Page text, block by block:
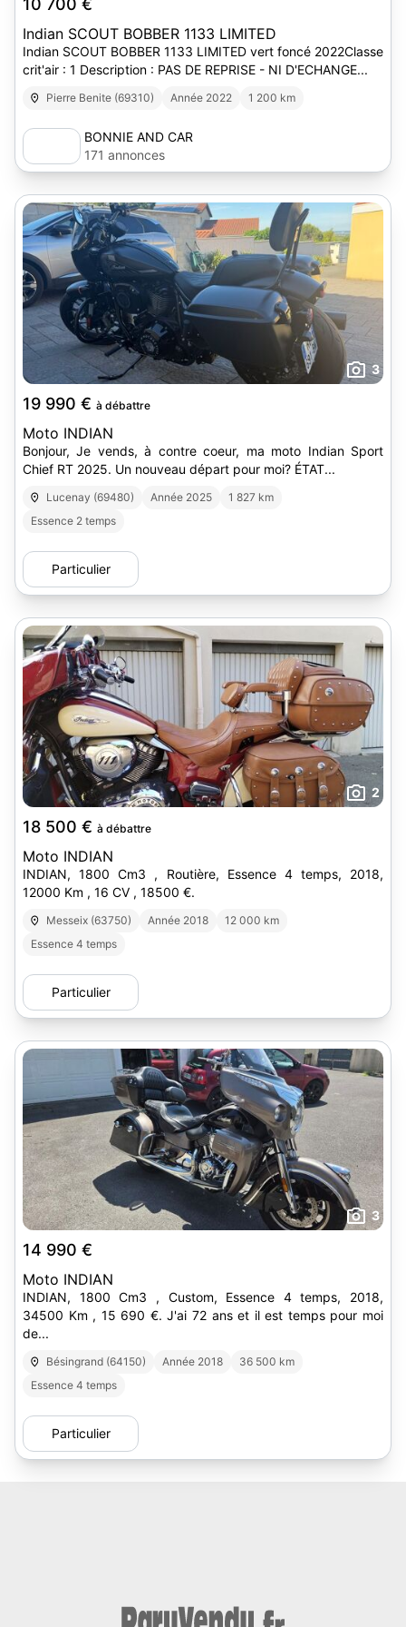
10 700 €
Indian SCOUT BOBBER 1133 LIMITED
Indian SCOUT BOBBER 1133 LIMITED vert foncé 2022Classe
crit'air : 1 Description : PAS DE REPRISE - NI D'ECHANGE...
Pierre Benite (69310) Année 2022 1 200 km
BONNIE AND CAR
171 annonces
3
19 990 € à débattre
Moto INDIAN
Bonjour, Je vends, à contre coeur, ma moto Indian Sport
Chief RT 2025. Un nouveau départ pour moi? ÉTAT...
Lucenay (69480) Année 2025
1 827 km
Essence 2 temps
Particulier
2
18 500 € à débattre
Moto INDIAN
INDIAN, 1800 Cm3 , Routière, Essence 4 temps, 2018,
12000 Km , 16 CV , 18500 €.
Messeix (63750) Année 2018
12 000 km
Essence 4 temps
Particulier
3
14 990 €
Moto INDIAN
INDIAN, 1800 Cm3 , Custom, Essence 4 temps, 2018,
34500 Km , 15 690 €. J'ai 72 ans et il est temps pour moi
de...
Bésingrand (64150) Année 2018
36 500 km
Essence 4 temps
Particulier